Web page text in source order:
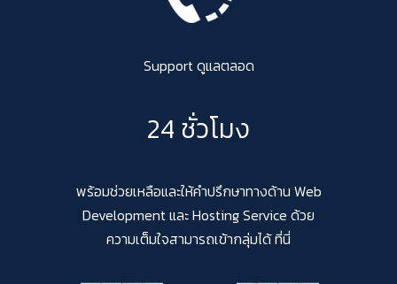
Support ดูแลตลอด
24 ชั่วโมง
พร้อมช่วยเหลือและให้คำปรึกษาทางด้าน Web
Development และ Hosting Service ด้วย
ความเต็มใจสามารถเข้ากลุ่มได้ ที่นี่